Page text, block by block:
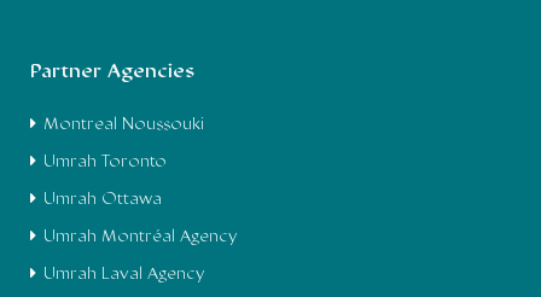
Partner Agencies
Montreal Noussouki
Umrah Toronto
Umrah Ottawa
Umrah Montréal Agency
Umrah Laval Agency